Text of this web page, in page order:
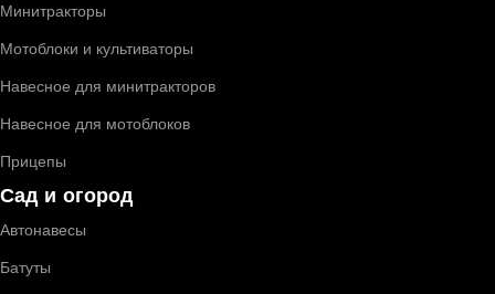
Минитракторы
Мотоблоки и культиваторы
Навесное для минитракторов
Навесное для мотоблоков
Прицепы
Сад и огород
Автонавесы
Батуты